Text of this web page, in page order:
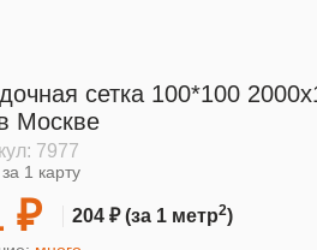
сетка 100*100
Москве
7977
1 карту
₽ 204 ₽(за 1 метр2)